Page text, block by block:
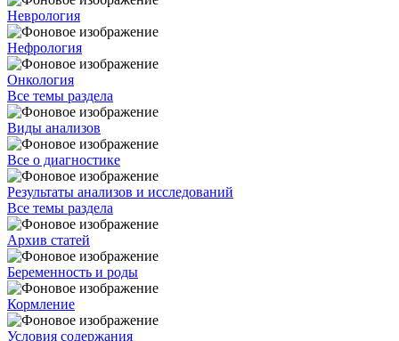
Неврология
Нефрология
Онкология
Все темы раздела
Виды анализов
Все о диагностике
Результаты анализов и исследований
Все темы раздела
Архив статей
Беременность и роды
Кормление
Условия содержания